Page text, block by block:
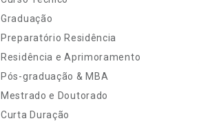
Graduação
Preparatório Residência
Residência e Aprimoramento
Pós-graduação & MBA
Mestrado e Doutorado
Curta Duração